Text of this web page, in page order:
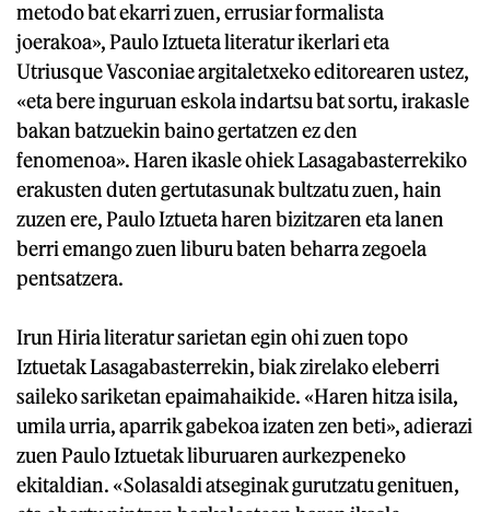
metodo bat ekarri zuen, errusiar formalista
joerakoa», Paulo Iztueta literatur ikerlari eta
Utriusque Vasconiae argitaletxeko editorearen ustez,
«eta bere inguruan eskola indartsu bat sortu, irakasle
bakan batzuekin baino gertatzen ez den
fenomenoa». Haren ikasle ohiek Lasagabasterrekiko
erakusten duten gertutasunak bultzatu zuen, hain
zuzen ere, Paulo Iztueta haren bizitzaren eta lanen
berri emango zuen liburu baten beharra zegoela
pentsatzera.
Irun Hiria literatur sarietan egin ohi zuen topo
Iztuetak Lasagabasterrekin, biak zirelako eleberri
saileko sariketan epaimahaikide. «Haren hitza isila,
umila urria, aparrik gabekoa izaten zen beti», adierazi
zuen Paulo Iztuetak liburuaren aurkezpeneko
ekitaldian. «Solasaldi atseginak gurutzatu genituen,